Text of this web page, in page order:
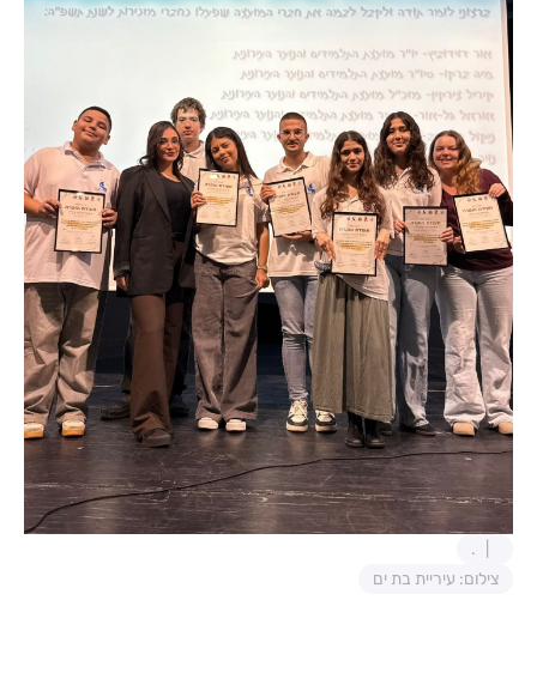
.
צילום: עיריית בת ים